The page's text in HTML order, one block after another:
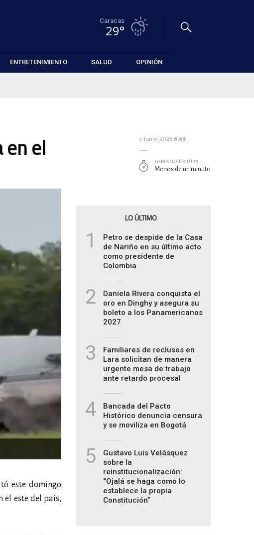
Caracas
29°
ENTRETENIMIENTO SALUD OPINIÓN
el
este domingo
el este del país,
7-Junio-2026 6:49
TIEMPO DE LECTURA
Menos de un minuto
LO ÚLTIMO
1
Petro se despide de la Casa
de Nariño en su último acto
como presidente de
Colombia
2
Daniela Rivera conquista el
oro en Dinghy y asegura su
boleto a los Panamericanos
2027
3
Familiares de reclusos en
Lara solicitan de manera
urgente mesa de trabajo
ante retardo procesal
4
Bancada del Pacto
Histórico denuncia censura
y se moviliza en Bogotá
5
Gustavo Luis Velásquez
sobre la
reinstitucionalización:
“Ojalá se haga como lo
establece la propia
Constitución”